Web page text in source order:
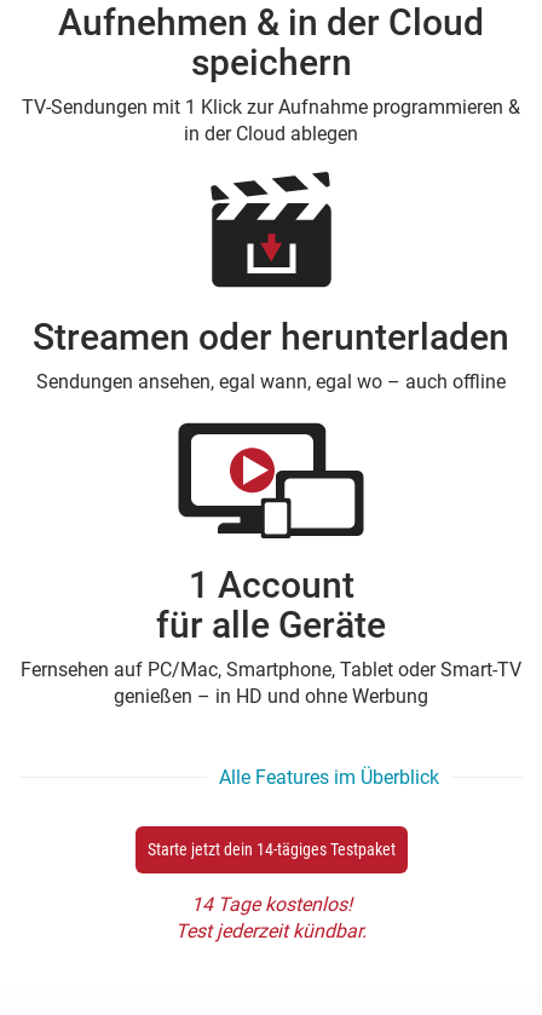
Aufnehmen & in der Cloud
speichern
TV-Sendungen mit 1 Klick zur Aufnahme programmieren &
in der Cloud ablegen
Streamen oder herunterladen
Sendungen ansehen, egal wann, egal wo – auch offline
1 Account
für alle Geräte
Fernsehen auf PC/Mac, Smartphone, Tablet oder Smart-TV
genießen – in HD und ohne Werbung
Alle Features im Überblick
Starte jetzt dein 14-tägiges Testpaket
14 Tage kostenlos!
Test jederzeit kündbar.